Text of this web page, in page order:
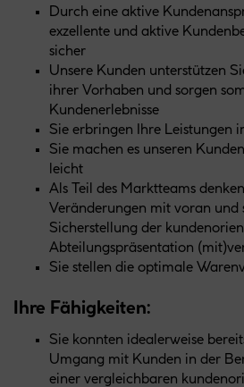
Durch eine aktive
exzellente und aktive
sicher
Unsere Kunden unterstützen
ihrer Vorhaben und sorgen
Kundenerlebnisse
Sie erbringen Ihre Leistungen
Sie machen es unseren
leicht
Als Teil des Marktteams
Veränderungen mit voran und
Sicherstellung der
Abteilungspräsentation
Sie stellen die optimale
Ihre Fähigkeiten:
Sie konnten idealerweise
Umgang mit Kunden in der
einer vergleichbaren